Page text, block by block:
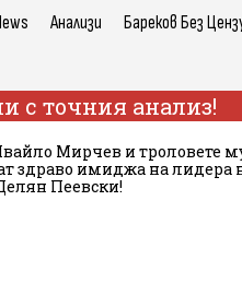
Анализи Бареков Без
с точния анализ!
Мирчев и троловете
здраво имиджа на лидера
Пеевски!